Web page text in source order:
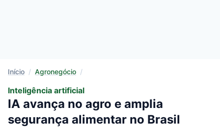
Início / Agronegócio /
Inteligência artificial
IA avança no agro e amplia
segurança alimentar no Brasil